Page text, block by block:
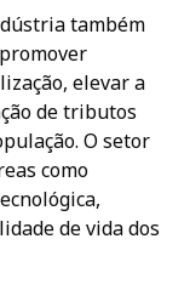
também
elevar a
de tributos
O setor
como
de vida dos